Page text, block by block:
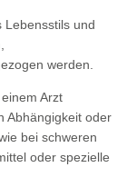
Lebensstils und
werden.
Arzt
Abhängigkeit oder
bei schweren
oder spezielle